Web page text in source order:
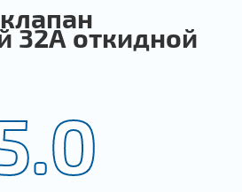
32А откидной